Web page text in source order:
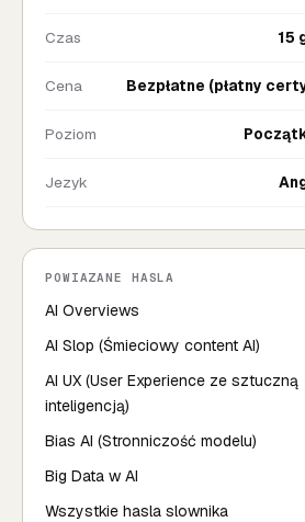
Czas 15
Cena Bezpłatne (płatny
Poziom
Jezyk
POWIAZANE HASLA
AI Overviews
AI Slop (Śmieciowy content AI)
AI UX (User Experience ze sztuczną
inteligencją)
Bias AI (Stronniczość modelu)
Big Data w AI
Wszystkie hasla slownika